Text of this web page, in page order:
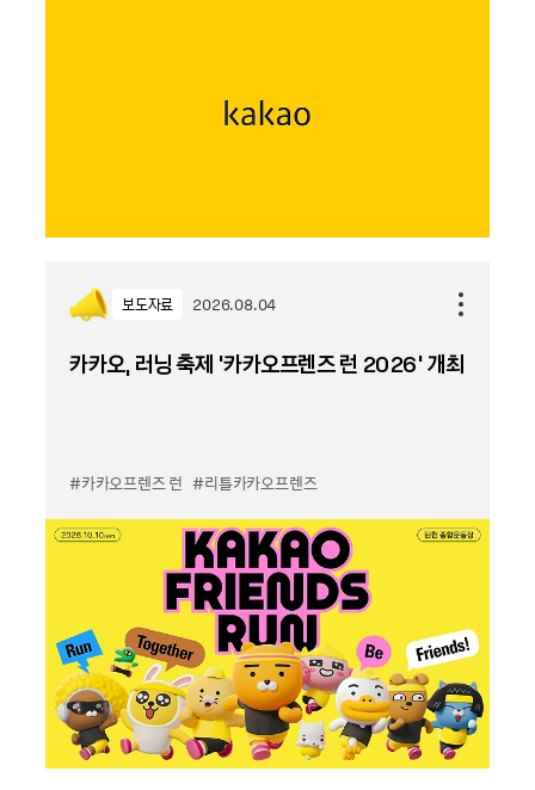
보도자료 2026.08.04
카카오, 러닝 축제 '카카오프렌즈 런 2026' 개최
#카카오프렌즈 런 #리틀카카오프렌즈